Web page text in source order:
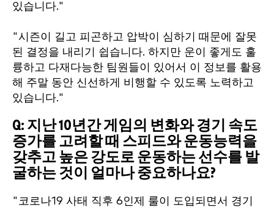
있습니다."
"시즌이 길고 피곤하고 압박이 심하기 때문에 잘못
된 결정을 내리기 쉽습니다. 하지만 운이 좋게도 훌
륭하고 다재다능한 팀원들이 있어서 이 정보를 활용
해 주말 동안 신선하게 비행할 수 있도록 노력하고
있습니다."
Q: 지난 10년간 게임의 변화와 경기 속도
증가를 고려할 때 스피드와 운동능력을
갖추고 높은 강도로 운동하는 선수를 발
굴하는 것이 얼마나 중요하나요?
"코로나19 사태 직후 6인제 룰이 도입되면서 경기